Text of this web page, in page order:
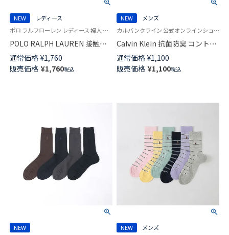
NEW
レディース
ポロ ラルフローレン レディース 婦人 女性 靴下 カジュアル 2026SS
POLO RALPH LAUREN 接触冷
感 アイレット クルー丈 ソック
ス 03207244
通常価格 ¥1,760
販売価格 ¥1,760税込
NEW
メンズ
カルバンクライン 公式オンラインショップ 紳士 靴下
Calvin Klein 抗菌防臭 コントラ
スト ストライプ クルー丈 ビジ
ネス ソックス メンズ 02562367
通常価格 ¥1,100
販売価格 ¥1,100税込
NEW
NEW
メンズ